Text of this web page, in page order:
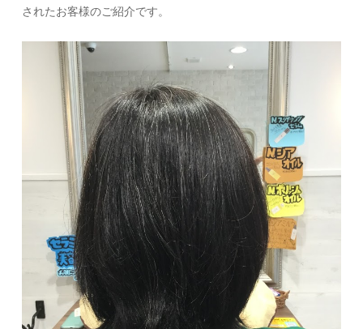
されたお客様のご紹介です。